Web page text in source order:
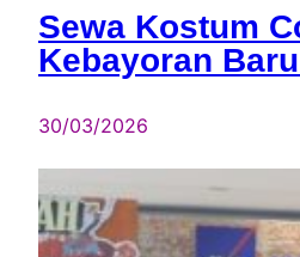
Sewa Kostum
Kebayoran
30/03/2026